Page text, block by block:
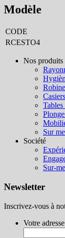
Modèle
CODE
RCESTO4
Nos produits
Tables
Sur
Société
Sur-
Newsletter
Inscrivez-vous à
Votre